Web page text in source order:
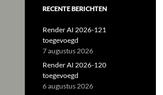
RECENTE BERICHTEN
Render AI 2026-121
toegevoegd
7 augustus 2026
Render AI 2026-120
toegevoegd
6 augustus 2026